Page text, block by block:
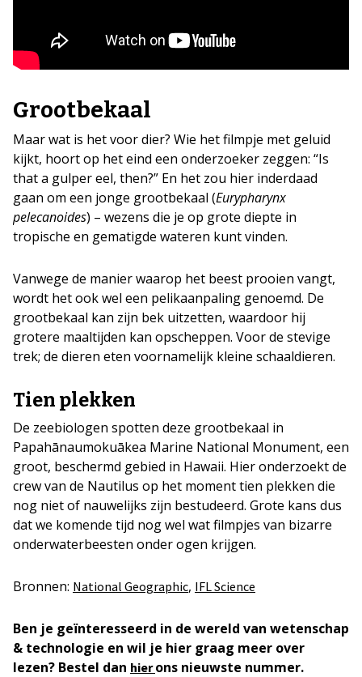
Grootbekaal
Maar wat is het voor dier? Wie het filmpje met geluid
kijkt, hoort op het eind een onderzoeker zeggen: “Is
that a gulper eel, then?” En het zou hier inderdaad
gaan om een jonge grootbekaal (Eurypharynx
pelecanoides) – wezens die je op grote diepte in
tropische en gematigde wateren kunt vinden.
Vanwege de manier waarop het beest prooien vangt,
wordt het ook wel een pelikaanpaling genoemd. De
grootbekaal kan zijn bek uitzetten, waardoor hij
grotere maaltijden kan opscheppen. Voor de stevige
trek; de dieren eten voornamelijk kleine schaaldieren.
Tien plekken
De zeebiologen spotten deze grootbekaal in
Papahānaumokuākea Marine National Monument, een
groot, beschermd gebied in Hawaii. Hier onderzoekt de
crew van de Nautilus op het moment tien plekken die
nog niet of nauwelijks zijn bestudeerd. Grote kans dus
dat we komende tijd nog wel wat filmpjes van bizarre
onderwaterbeesten onder ogen krijgen.
Bronnen: National Geographic, IFL Science
Ben je geïnteresseerd in de wereld van wetenschap
& technologie en wil je hier graag meer over
lezen? Bestel dan hierons nieuwste nummer.